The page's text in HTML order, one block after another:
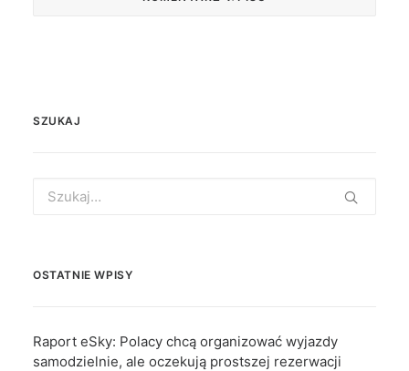
SZUKAJ
for:
OSTATNIE WPISY
Raport eSky: Polacy chcą organizować wyjazdy
samodzielnie, ale oczekują prostszej rezerwacji